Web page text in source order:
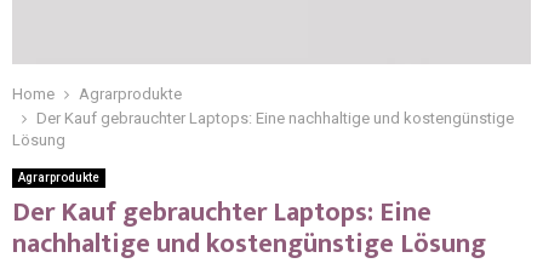
Home
Agrarprodukte
Der Kauf gebrauchter Laptops: Eine nachhaltige und kostengünstige
Lösung
Agrarprodukte
Der Kauf gebrauchter Laptops: Eine
nachhaltige und kostengünstige Lösung